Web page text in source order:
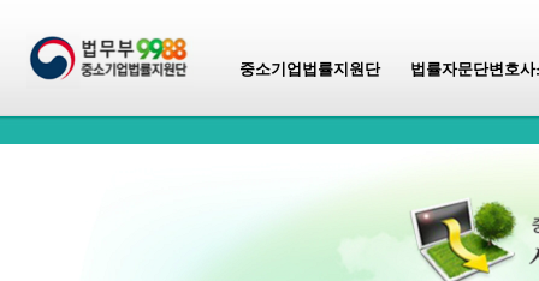
중소기업법률지원단 법률자문단변호사